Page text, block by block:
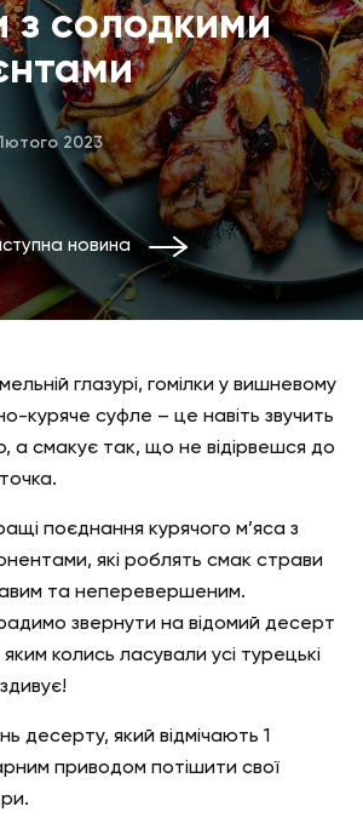
з солодкими
2023
новина
глазурі, гомілки у вишневому
куряче суфле – це навіть звучить
а смакує так, що не відірвешся до
поєднання курячого м’яса з
які роблять смак страви
та неперевершеним.
звернути на відомий десерт
колись ласували усі турецькі
десерту, який відмічають 1
приводом потішити свої